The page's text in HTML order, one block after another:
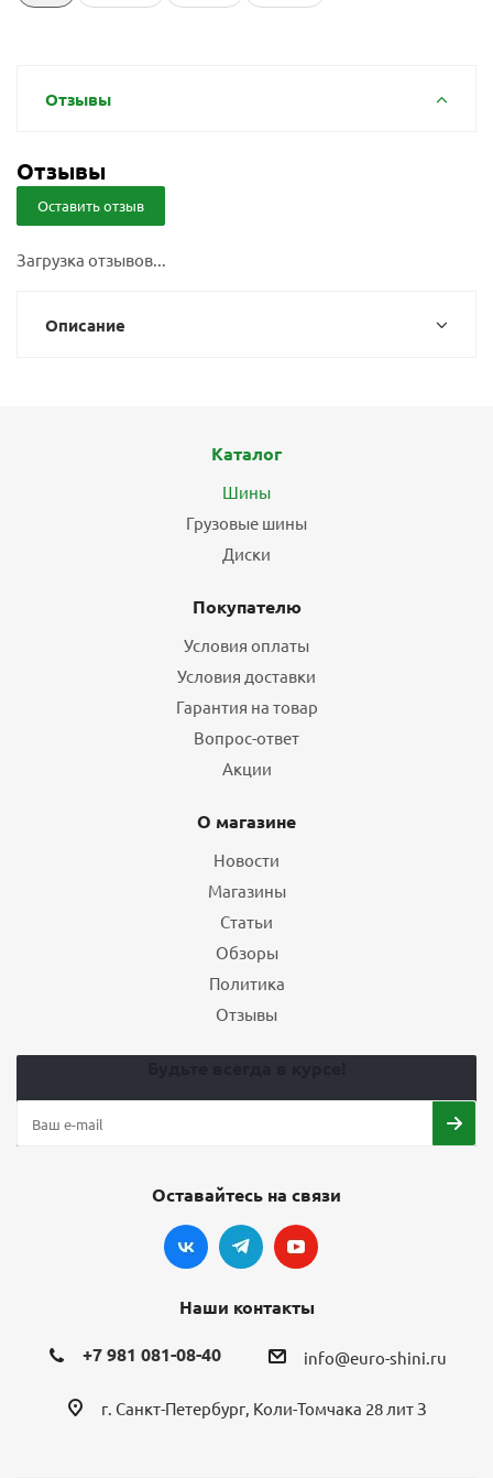
Отзывы
Отзывы
Оставить отзыв
Загрузка отзывов...
Описание
Каталог
Шины
Грузовые шины
Диски
Покупателю
Условия оплаты
Условия доставки
Гарантия на товар
Вопрос-ответ
Акции
О магазине
Новости
Магазины
Статьи
Обзоры
Политика
Отзывы
Оставайтесь на связи
Наши контакты
+7 981 081-08-40 info@euro-shini.ru
г. Санкт-Петербург, Коли-Томчака 28 лит З